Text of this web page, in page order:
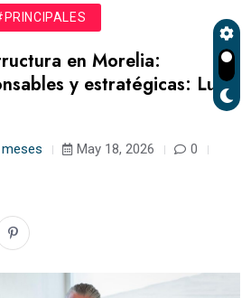
en Morelia:
y estratégicas: Luis
May 18, 2026
0